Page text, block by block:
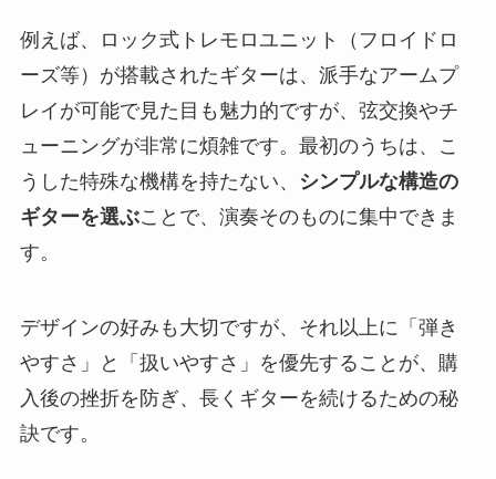
例えば、ロック式トレモロユニット（フロイドロ
ーズ等）が搭載されたギターは、派手なアームプ
レイが可能で見た目も魅力的ですが、弦交換やチ
ューニングが非常に煩雑です。最初のうちは、こ
うした特殊な機構を持たない、
シンプルな構造の
ギターを選ぶことで、演奏そのものに集中できま
す。
デザインの好みも大切ですが、それ以上に「弾き
やすさ」と「扱いやすさ」を優先することが、購
入後の挫折を防ぎ、長くギターを続けるための秘
訣です。